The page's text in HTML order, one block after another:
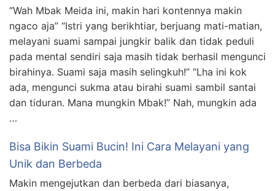
“Wah Mbak Meida ini, makin hari kontennya makin
ngaco aja” “Istri yang berikhtiar, berjuang mati-matian,
melayani suami sampai jungkir balik dan tidak peduli
pada mental sendiri saja masih tidak berhasil mengunci
birahinya. Suami saja masih selingkuh!” “Lha ini kok
ada, mengunci sukma atau birahi suami sambil santai
dan tiduran. Mana mungkin Mbak!” Nah, mungkin ada
…
Bisa Bikin Suami Bucin! Ini Cara Melayani yang
Unik dan Berbeda
Makin mengejutkan dan berbeda dari biasanya,